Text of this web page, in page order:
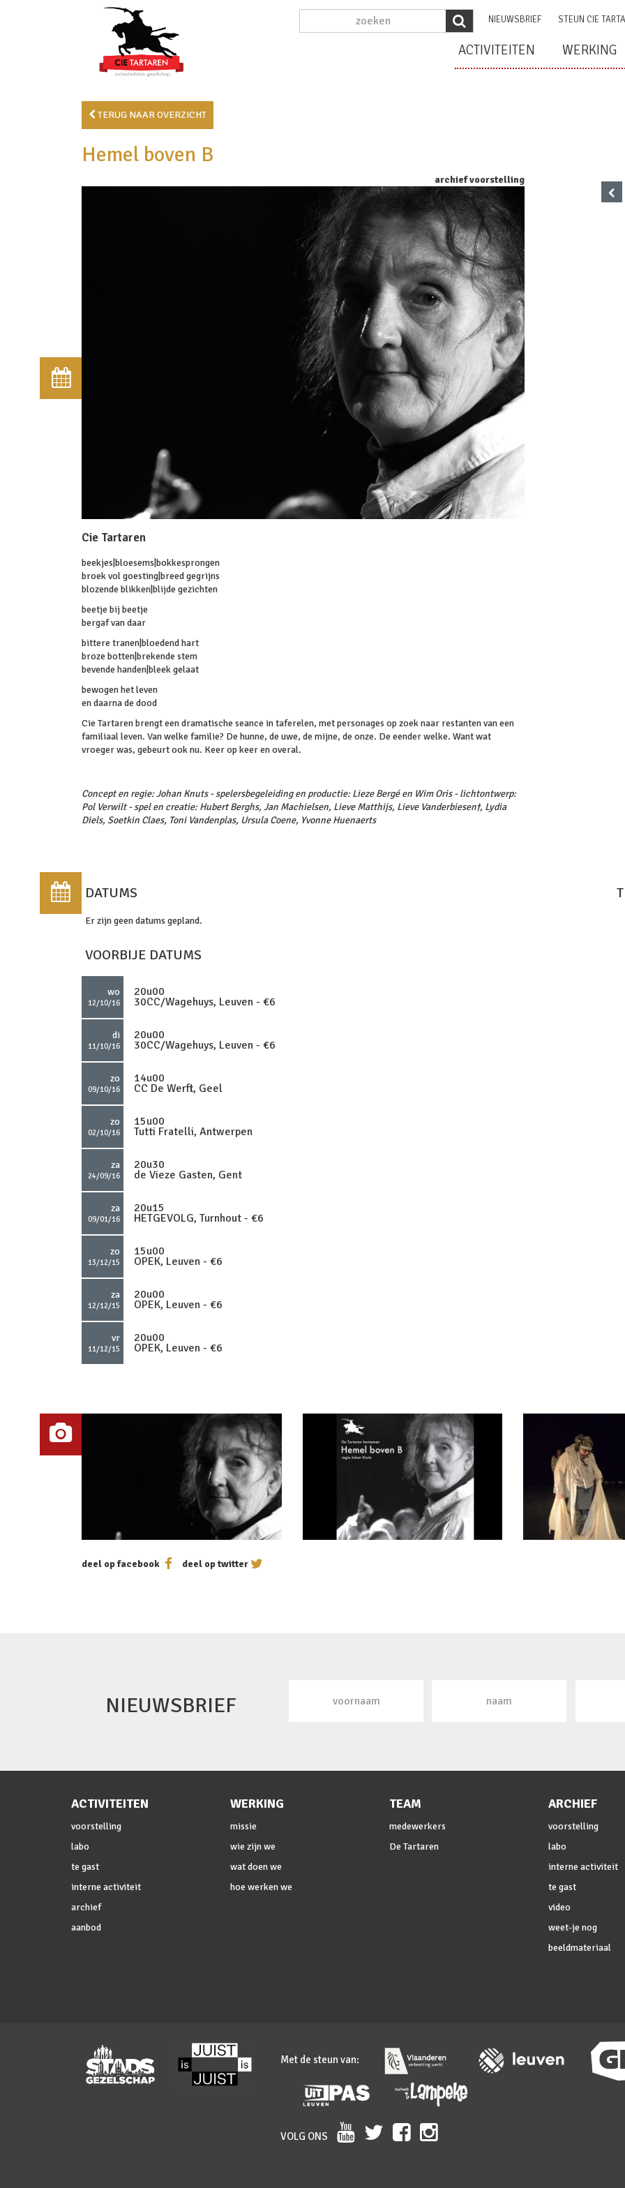
NIEUWSBRIEF STEUN CIE
ACTIVITEITEN WERKING
TERUG NAAR OVERZICHT
Hemel boven B
archief voorstelling
Cie Tartaren
beekjes|bloesems|bokkesprongen
broek vol goesting|breed gegrijns
blozende blikken|blijde gezichten
beetje bij beetje
bergaf van daar
bittere tranen|bloedend hart
broze botten|brekende stem
bevende handen|bleek gelaat
bewogen het leven
en daarna de dood
Cie Tartaren brengt een dramatische seance in taferelen, met personages op zoek naar restanten van een
familiaal leven. Van welke familie? De hunne, de uwe, de mijne, de onze. De eender welke. Want wat
vroeger was, gebeurt ook nu. Keer op keer en overal.
Concept en regie: Johan Knuts - spelersbegeleiding en productie: Lieze Bergé en Wim Oris - lichtontwerp:
Pol Verwilt - spel en creatie: Hubert Berghs, Jan Machielsen, Lieve Matthijs, Lieve Vanderbiesen†, Lydia
Diels, Soetkin Claes, Toni Vandenplas, Ursula Coene, Yvonne Huenaerts
‹
DATUMS
Er zijn geen datums gepland.
VOORBIJE DATUMS
wo
12/10/16
20u00
30CC/Wagehuys, Leuven - €6
di
11/10/16
20u00
30CC/Wagehuys, Leuven - €6
zo
09/10/16
14u00
CC De Werft, Geel
zo
02/10/16
15u00
Tutti Fratelli, Antwerpen
za
24/09/16
20u30
de Vieze Gasten, Gent
za
09/01/16
20u15
HETGEVOLG, Turnhout - €6
zo
13/12/15
15u00
OPEK, Leuven - €6
za
12/12/15
20u00
OPEK, Leuven - €6
vr
11/12/15
20u00
OPEK, Leuven - €6
deel op facebook deel op twitter
NIEUWSBRIEF
ACTIVITEITEN
voorstelling
labo
te gast
interne activiteit
archief
aanbod
WERKING
missie
wie zijn we
wat doen we
hoe werken we
TEAM
medewerkers
De Tartaren
ARCHIEF
voorstelling
labo
interne activiteit
te gast
video
weet-je nog
beeldmateriaal
Met de steun van:
VOLG ONS